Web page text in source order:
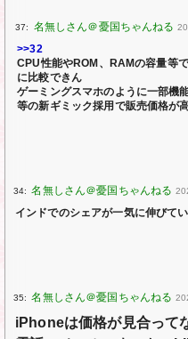
37:
>>32
CPU性能やROM、RAMの容量等
に比較できん
ゲーミングスマホのように一部機
等の新ギミック採用で販売価格が
34:
インドでのシェアが一気に伸びて
35:
iPhoneは価格が見合って